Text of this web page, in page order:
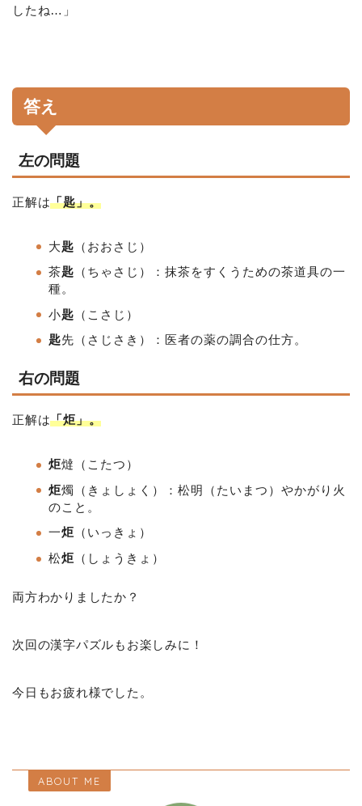
したね…」
答え
左の問題
正解は「匙」。
大匙 （おおさじ）
茶匙 （ちゃさじ）：抹茶をすくうための茶道具の一
種。
小匙 （こさじ）
匙先（さじさき）：医者の薬の調合の仕方。
右の問題
正解は「炬」。
炬燵（こたつ）
炬燭（きょしょく）：松明（たいまつ）やかがり火
のこと。
一炬 （いっきょ）
松炬 （しょうきょ）
両方わかりましたか？
次回の漢字パズルもお楽しみに！
今日もお疲れ様でした。
ABOUT ME